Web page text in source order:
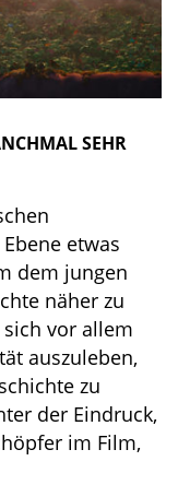
SEHR
etwas
dem jungen
näher zu
vor allem
auszuleben,
zu
der Eindruck,
im Film,